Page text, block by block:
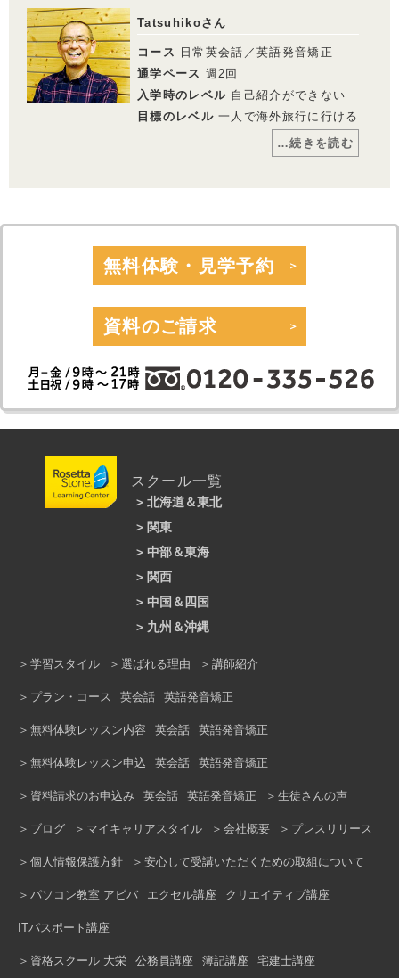
せるのはもったいないという思いで日々過
ごしていました。
元々PCレッスンを受講していたのです
が、自分の思いをスタッフに伝えたところ
英会話のレッスンを進めていただき、体験
レッスンを受け、受講を決めました。最初
は自分が思っていることを英語でどう表現
したらいいのかというもどかしさもあった
のですが、勉強していくうちに自分の思っ
講師からのメッセージ
vocabulary since starting at the school. He
enjoys learning and using new phrases
that he learns in class. He sounds more
before!
Tatsuhikoさん
コース 日常英会話／英語発音矯正
通学ペース 週2回
入学時のレベル 自己紹介ができない
目標のレベル 一人で海外旅行に行ける
…続きを読む
が親しみやすく、レッスン以外でのおしゃ
べりも楽しみの一つです。
マンツーマンでのこの価格も魅力です。発
音も一緒に学習できるので効率よく学べて
英会話講師からのメッセージ
最初は、挨拶もドギマギして、うまく返せ
ないような感じでしたが、今では講師たち
と冗談を言い合うまでに成長しましたね。
スピーキングを楽しみながら習得しようと
素「楽しむ」を体現できていて素晴らしい
こちらが教える前に使ってみたりするとこ
ろは、とても意欲を感じ、とても嬉しく思
います。これからも英会話を一緒に楽しみ
無料体験・見学予約
資料のご請求
スクール一覧
北海道＆東北
札幌大通校
関東
新宿本校 銀座本校
吉祥寺駅前校
上野校 錦糸町校
中部＆東海
静岡モディ校
マーサ21校｜岐阜市
関西
梅田本校 なんば校
あべのキューズモール校
三ノ宮校 西宮北口校
京都駅前校
中国＆四国
広島大手町校
松山校 高知校 徳島校
九州＆沖縄
学習スタイル 選ばれる理由 講師紹介
プラン・コース 英会話 英語発音矯正
無料体験レッスン内容 英会話 英語発音矯正
無料体験レッスン申込 英会話 英語発音矯正
資料請求のお申込み 英会話 英語発音矯正 生徒さんの声
ブログ マイキャリアスタイル 会社概要 プレスリリース
個人情報保護方針 安心して受講いただくための取組について
パソコン教室 アビバ エクセル講座 クリエイティブ講座
ITパスポート講座
資格スクール 大栄 公務員講座 簿記講座 宅建士講座